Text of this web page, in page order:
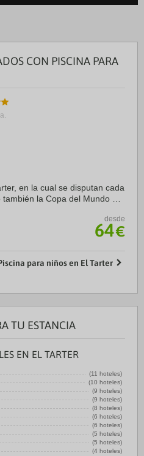
CON PISCINA PARA
en la cual se disputan cada
la Copa del Mundo de
...
desde
64€
para niños en El Tarter
TU ESTANCIA
EN EL TARTER
(11 hoteles)
(10 hoteles)
(9 hoteles)
(9 hoteles)
(8 hoteles)
(6 hoteles)
(6 hoteles)
(5 hoteles)
(5 hoteles)
(4 hoteles)